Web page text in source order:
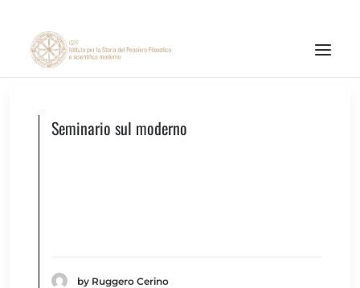
ISTITUTO
Seminario sul moderno
by Ruggero Cerino